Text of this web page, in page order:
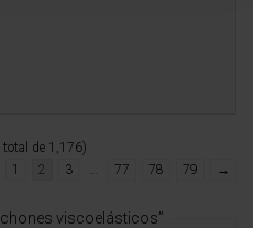
total de 1,176)
1 2 3 … 77 78 79 →
viscoelásticos”